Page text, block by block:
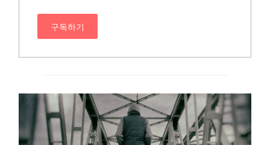
구독하기